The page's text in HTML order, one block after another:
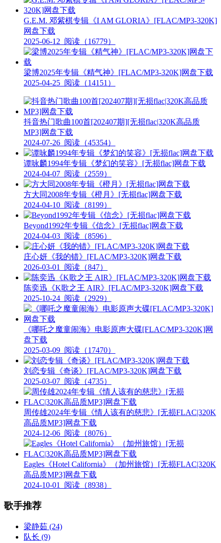
G.E.M. 邓紫棋专辑《I AM GLORIA》[FLAC/MP3-320K]
网盘下载
2025-06-12 阅读（16779）
梁博2025年专辑《精气神》[FLAC/MP3-320K]网盘下载
2025-04-25 阅读（14151）
抖音热门歌曲100首[202407期][无损flac|320K高品质
MP3]网盘下载
2024-07-26 阅读（45354）
谭咏麟1994年专辑《梦幻的笑容》[无损flac]网盘下载
2024-04-07 阅读（2559）
方大同2008年专辑《橙月》[无损flac]网盘下载
2024-04-10 阅读（8199）
Beyond1992年专辑《信念》[无损flac]网盘下载
2024-04-03 阅读（8596）
庄心妍《我的错》[FLAC/MP3-320K]网盘下载
2026-03-01
阅读（847）
陈奕迅《K歌之王 AIR》[FLAC/MP3-320K]网盘下载
2025-10-24 阅读（2929）
《哪吒之魔童闹海》电影原声大碟[FLAC/MP3-320K]网
盘下载
2025-03-09 阅读（17470）
刘恋专辑《奇谈》[FLAC/MP3-320K]网盘下载
2025-03-07 阅读（4735）
周传雄2024年专辑《情人该有的慈悲》[无损FLAC|320K
高品质MP3]网盘下载
2024-12-06 阅读（8076）
Eagles《Hotel California》（加州旅馆）[无损FLAC|320K
高品质MP3]网盘下载
2024-10-01
阅读（8938）
歌手推荐
梁静茹 (24)
队长 (9)